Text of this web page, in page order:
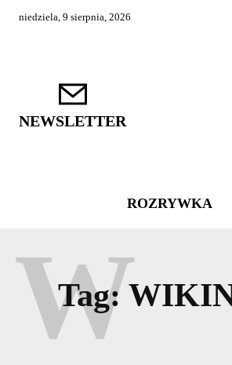
niedziela, 9 sierpnia, 2026
NEWSLETTER
ROZRYWKA
Tag:
W